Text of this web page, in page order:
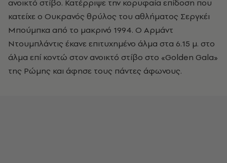
ανοικτό στίβο. Κατέρριψε την κορυφαία επίδοση που
κατείχε ο Ουκρανός θρύλος του αθλήματος Σεργκέι
Μπούμπκα από το μακρινό 1994. Ο Αρμάντ
Ντουμπλάντις έκανε επιτυχημένο άλμα στα 6.15 μ. στο
άλμα επί κοντώ στον ανοικτό στίβο στο «Golden Gala»
της Ρώμης και άφησε τους πάντες άφωνους.